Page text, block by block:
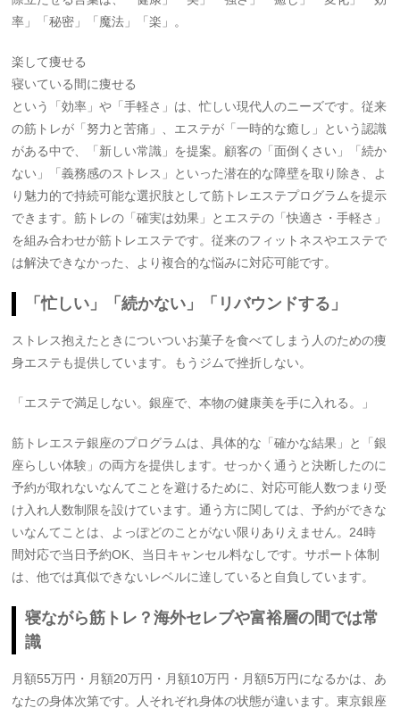
率」「秘密」「魔法」「楽」。
楽して痩せる
寝いている間に痩せる
という「効率」や「手軽さ」は、忙しい現代人のニーズです。従来
の筋トレが「努力と苦痛」、エステが「一時的な癒し」という認識
がある中で、「新しい常識」を提案。顧客の「面倒くさい」「続か
ない」「義務感のストレス」といった潜在的な障壁を取り除き、よ
り魅力的で持続可能な選択肢として筋トレエステプログラムを提示
できます。筋トレの「確実は効果」とエステの「快適さ・手軽さ」
を組み合わせが筋トレエステです。従来のフィットネスやエステで
は解決できなかった、より複合的な悩みに対応可能です。
「忙しい」「続かない」「リバウンドする」
ストレス抱えたときについついお菓子を食べてしまう人のための痩
身エステも提供しています。もうジムで挫折しない。
「エステで満足しない。銀座で、本物の健康美を手に入れる。」
筋トレエステ銀座のプログラムは、具体的な「確かな結果」と「銀
座らしい体験」の両方を提供します。せっかく通うと決断したのに
予約が取れないなんてことを避けるために、対応可能人数つまり受
け入れ人数制限を設けています。通う方に関しては、予約ができな
いなんてことは、よっぽどのことがない限りありえません。24時
間対応で当日予約OK、当日キャンセル料なしです。サポート体制
は、他では真似できないレベルに達していると自負しています。
寝ながら筋トレ？海外セレブや富裕層の間では常
識
月額55万円・月額20万円・月額10万円・月額5万円になるかは、あ
なたの身体次第です。人それぞれ身体の状態が違います。東京銀座